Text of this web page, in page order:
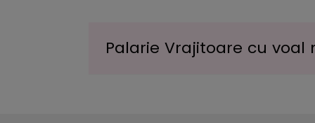
Palarie Vrajitoare cu